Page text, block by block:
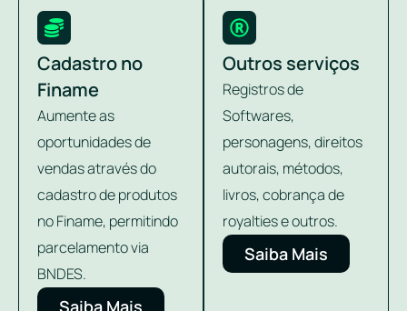
Cadastro no
Finame
Aumente as
oportunidades de
vendas através do
cadastro de produtos
no Finame, permitindo
parcelamento via
BNDES.
Saiba Mais
Outros serviços
Registros de
Softwares,
personagens, direitos
autorais, métodos,
livros, cobrança de
royalties e outros.
Saiba Mais